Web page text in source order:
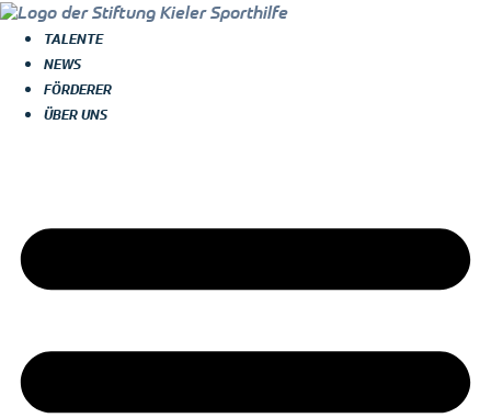
TALENTE
NEWS
FÖRDERER
ÜBER UNS